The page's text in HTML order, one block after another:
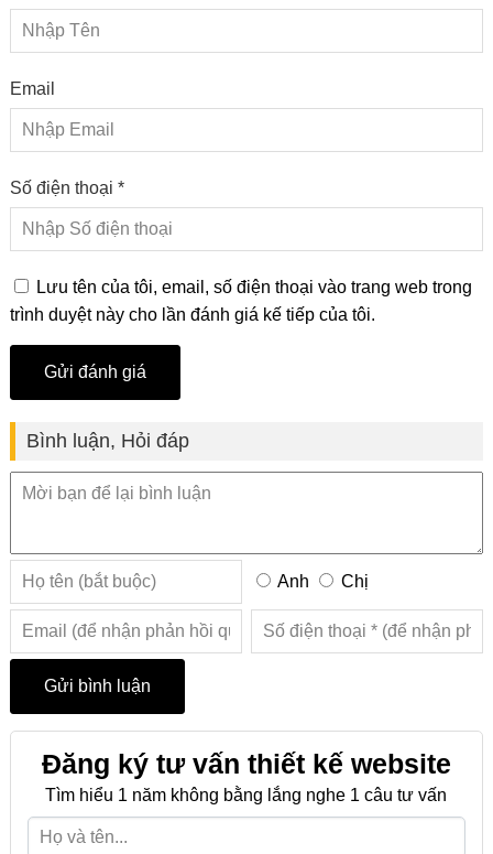
Email
Số điện thoại *
Lưu tên của tôi, email, số điện thoại vào trang web trong
trình duyệt này cho lần đánh giá kế tiếp của tôi.
Bình luận, Hỏi đáp
Anh Chị
Đăng ký tư vấn thiết kế website
Tìm hiểu 1 năm không bằng lắng nghe 1 câu tư vấn